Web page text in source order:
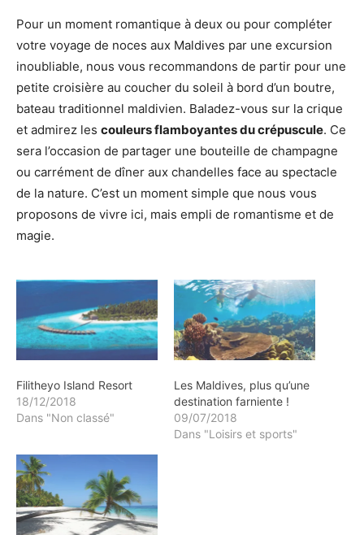
Pour un moment romantique à deux ou pour compléter
votre voyage de noces aux Maldives par une excursion
inoubliable, nous vous recommandons de partir pour une
petite croisière au coucher du soleil à bord d’un boutre,
bateau traditionnel maldivien. Baladez-vous sur la crique
et admirez les couleurs flamboyantes du crépuscule. Ce
sera l’occasion de partager une bouteille de champagne
ou carrément de dîner aux chandelles face au spectacle
de la nature. C’est un moment simple que nous vous
proposons de vivre ici, mais empli de romantisme et de
magie.
Filitheyo Island Resort
18/12/2018
Dans "Non classé"
Les Maldives, plus qu’une
destination farniente !
09/07/2018
Dans "Loisirs et sports"